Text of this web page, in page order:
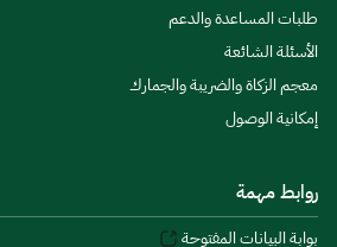
طلبات المساعدة والدعم
الأسئلة الشائعة
معجم الزكاة والضريبة والجمارك
إمكانية الوصول
روابط مهمة
بوابة البيانات المفتوحة